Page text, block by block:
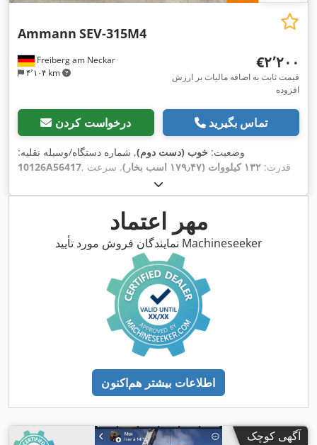
Freiberg am Neckar
۴٬۱۰۴ km
Ammann SEV-315M4
‎€۲٬۲۰۰
قیمت ثابت به اضافه مالیات بر ارزش
افزوده
درخواست کردن تماس بگیرید
وضعیت: خوب (دست دوم), شماره دستگاه/وسیله نقلیه:
10126A56417
, قدرت: ۱۳۲ کیلووات (۱۷۹٫۴۷ اسب بخار)
, سرعت
۱٬۴۹۰ دور/دقیقه
ورودی:۲۲۸ A , وزن کل:۱٬۰۲۰ کیلوگرم , طول کل:۱٬۲۰۰ میلی‌متر
,
, ارتفاع کل:مهر اعتماد
نمایندگان فروش مورد تأیید Machineseeker
اطلاعات بیشتر هم‌اکنون
آگهی کوچک